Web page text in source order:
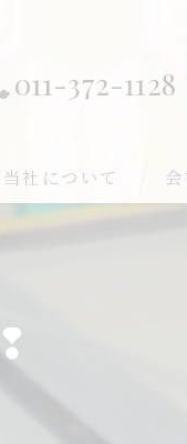
011-372-1128
当社について
千歳の畳